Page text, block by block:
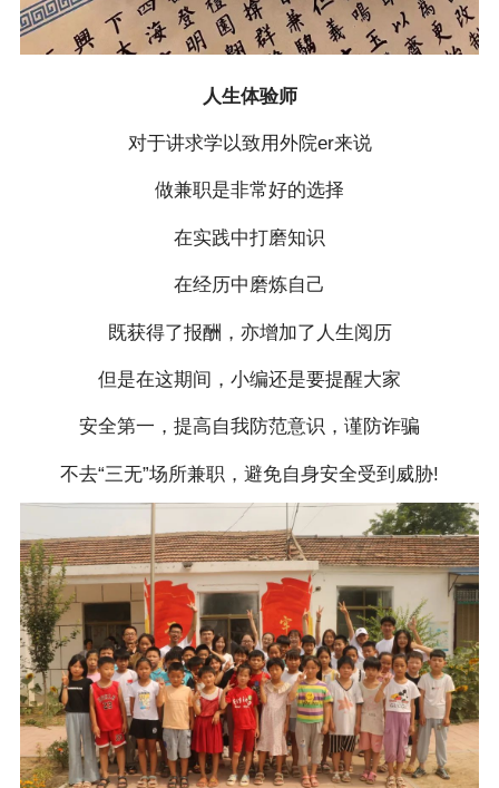
人生体验师
对于讲求学以致用外院er来说
做兼职是非常好的选择
在实践中打磨知识
在经历中磨炼自己
既获得了报酬，亦增加了人生阅历
但是在这期间，小编还是要提醒大家
安全第一，提高自我防范意识，谨防诈骗
不去“三无”场所兼职，避免自身安全受到威胁!